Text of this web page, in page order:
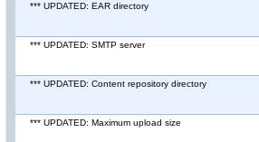
*** UPDATED: EAR directory
*** UPDATED: SMTP server
*** UPDATED: Content repository directory
*** UPDATED: Maximum upload size